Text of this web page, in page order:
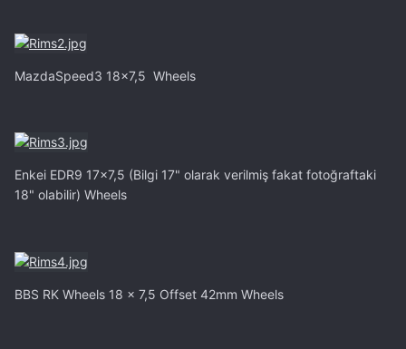
MazdaSpeed3 18x7,5 Wheels
Enkei EDR9 17x7,5 (Bilgi 17" olarak verilmiş fakat fotoğraftaki
18" olabilir) Wheels
BBS RK Wheels 18 x 7,5 Offset 42mm Wheels